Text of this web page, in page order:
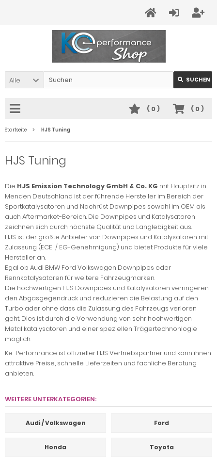
Alle SUCHEN
( 0)
( 0)
Startseite HJS Tuning
HJS Tuning
Die HJS Emission Technology GmbH & Co. KG mit Hauptsitz in
Menden Deutschland ist der führende Hersteller im Bereich der
Sportkatalysatoren und Nachrüst Downpipes sowohl im OEM als
auch Aftermarket-Bereich. Die Downpipes und Katalysatoren
zeichnen sich durch höchste Qualität und Langlebigkeit aus.
HJS ist der größte Anbieter von Downpipes und Katalysatoren mit
Zulassung (ECE / EG-Genehmigung) und bietet Produkte für viele
Hersteller an.
Egal ob Audi BMW Ford Volkswagen Downpipes oder
Rennkatalysatoren für weitere Fahrzeugmarken.
Die hochwertigen HJS Downpipes und Katalysatoren verringeren
den Abgasgegendruck und reduzieren die Belastung auf den
Turbolader ohne dass die Zulassung des Fahrzeugs verloren
geht. Dies ist durch die Verwendung von sehr hochwertigen
Metallkatalysatoren und einer speziellen Trägertechnonlogie
möglich.
Ke-Performance ist offizieller HJS Vertriebspartner und kann ihnen
attraktive Preise, schnelle Lieferzeiten und fachliche Beratung
anbieten.
WEITERE UNTERKATEGORIEN:
Audi / Volkswagen Ford
Honda Toyota